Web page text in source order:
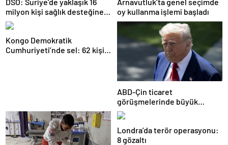
DSÖ: Suriye’de yaklaşık 16
milyon kişi sağlık desteğine
ihtiyaç duyuyor
Arnavutluk’ta genel seçimde
oy kullanma işlemi başladı
Kongo Demokratik
Cumhuriyeti’nde sel: 62 kişi
ABD-Çin ticaret
görüşmelerinde büyük
ilerleme
Londra’da terör operasyonu:
8 gözaltı